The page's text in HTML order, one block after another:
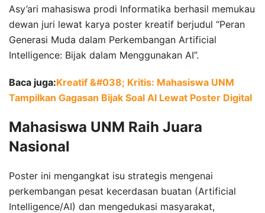
Asy’ari mahasiswa prodi Informatika berhasil memukau
dewan juri lewat karya poster kreatif berjudul “Peran
Generasi Muda dalam Perkembangan Artificial
Intelligence: Bijak dalam Menggunakan AI”.
Baca juga:Kreatif &#038; Kritis: Mahasiswa UNM
Tampilkan Gagasan Bijak Soal AI Lewat Poster Digital
Mahasiswa UNM Raih Juara
Nasional
Poster ini mengangkat isu strategis mengenai
perkembangan pesat kecerdasan buatan (Artificial
Intelligence/AI) dan mengedukasi masyarakat,